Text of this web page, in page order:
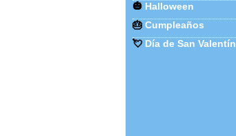
🎃 Halloween
🎂 Cumpleaños
💘 Día de San Valentín